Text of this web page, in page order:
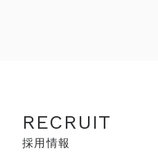
RECRUIT
採用情報